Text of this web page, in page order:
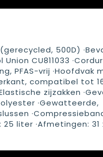
500D)
CU811033
PFAS-vrij ·Hoofdvak
compatibel tot
zijzakken
·Gewatteerde,
liter ·Afmetingen: 31